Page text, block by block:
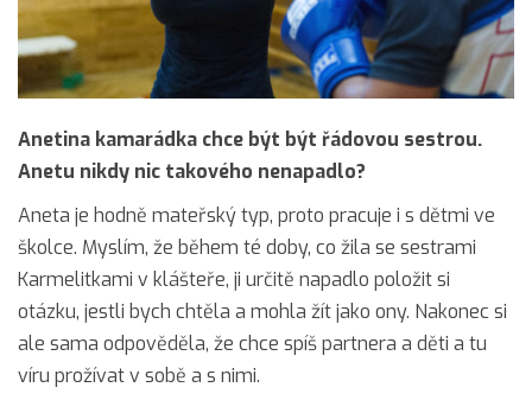
Anetina kamarádka chce být být řádovou sestrou.
Anetu nikdy nic takového nenapadlo?
Aneta je hodně mateřský typ, proto pracuje i s dětmi ve
školce. Myslím, že během té doby, co žila se sestrami
Karmelitkami v klášteře, ji určitě napadlo položit si
otázku, jestli bych chtěla a mohla žít jako ony. Nakonec si
ale sama odpověděla, že chce spíš partnera a děti a tu
víru prožívat v sobě a s nimi.